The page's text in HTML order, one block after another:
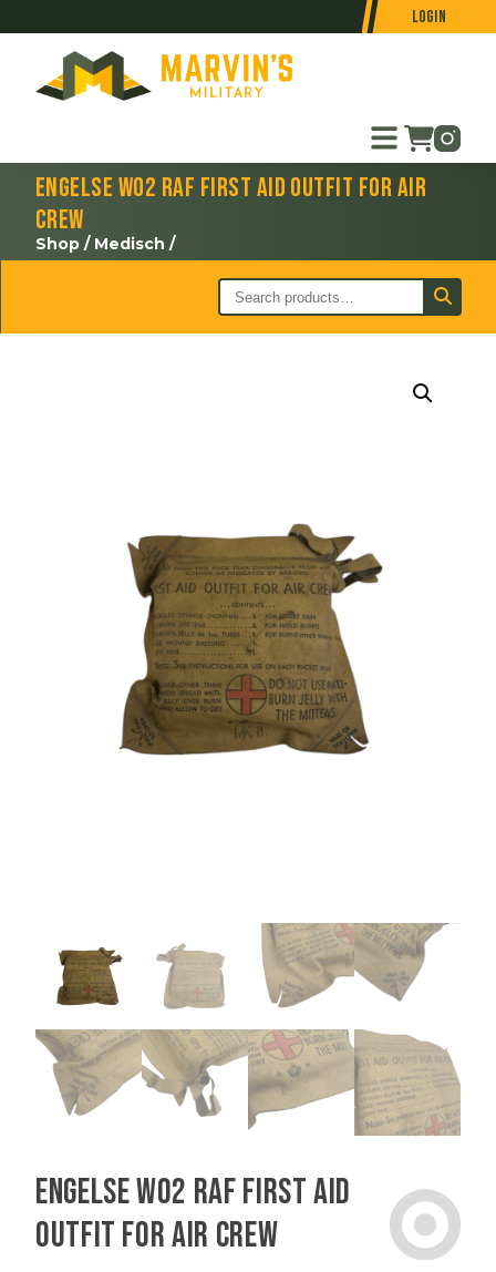
Login
Engelse WO2 RAF First Aid Outfit for Air
Crew
Shop / Medisch /
Engelse WO2 RAF First Aid
Outfit for Air Crew